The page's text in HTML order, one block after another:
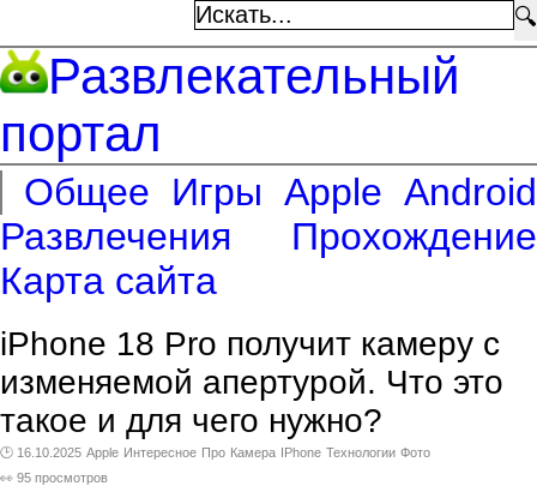
🔍
Развлекательный
портал
Общее Игры Apple Android
Развлечения
Прохождение
Карта сайта
iPhone 18 Pro получит камеру с
изменяемой апертурой. Что это
такое и для чего нужно?
🕑 16.10.2025 Apple Интересное Про Камера IPhone Технологии Фото
👀 95 просмотров